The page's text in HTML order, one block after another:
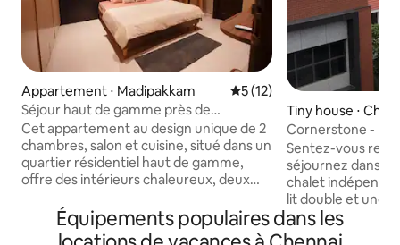
Appartement ⋅ Madipakkam Évaluation moyenne sur la
5 (12)
Séjour haut de gamme près de
l'aéroport de Chennai (en face de
Kauvery)
Cet appartement au design unique de 2
chambres, salon et cuisine, situé dans un
quartier résidentiel haut de gamme,
offre des intérieurs chaleureux, deux
équipée, une connexion Wi-Fi, une
télévision connectée, un lave-linge et un
Tiny house ⋅
Cornerstone -
Trinity
Sentez-vous
séjournez dans
chalet
lit double et une
garantie, car il
principale. Logement au rez-de-
Équipements populaires dans les